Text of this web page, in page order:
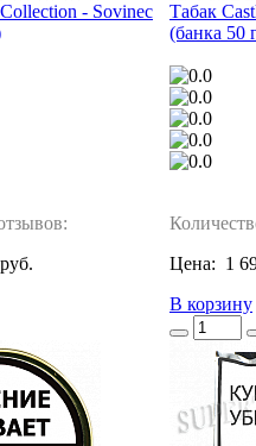
- Sovinec
Табак
(банка 50
Цена: 1
В корзину